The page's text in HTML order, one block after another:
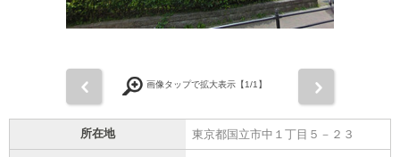
画像タップで拡大表示【1/1】
所在地 東京都国立市中１丁目５－２３